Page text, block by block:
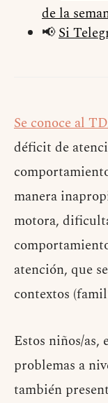
de la
📢Si
Se conoce al
déficit de
manera
motora,
atención, que
contextos
Estos niños/as,
problemas a
también